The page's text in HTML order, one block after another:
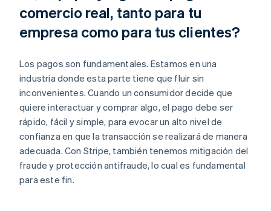
comercio real, tanto para tu
empresa como para tus clientes?
Los pagos son fundamentales. Estamos en una
industria donde esta parte tiene que fluir sin
inconvenientes. Cuando un consumidor decide que
quiere interactuar y comprar algo, el pago debe ser
rápido, fácil y simple, para evocar un alto nivel de
confianza en que la transacción se realizará de manera
adecuada. Con Stripe, también tenemos mitigación del
fraude y protección antifraude, lo cual es fundamental
para este fin.